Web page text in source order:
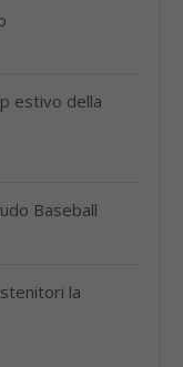
estivo della
Baseball
la